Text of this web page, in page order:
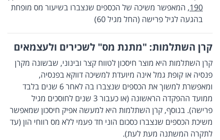
190, המאפשר משיכה של הכספים שנצברו בשיעור מס מופחת
בהגעה לגיל פרישה (החל מגיל 60)
קרן השתלמות: "מתנת מס" לשכירים ולעצמאים
קרן השתלמות היא מוצר חיסכון לטווח קצר ובינוני, שבשונה מקרן
פנסיה או קופת גמל אינה מיועדת למשיכה דווקא בפנסיה,
ומאפשרת למשוך את הכספים שנצברו בה לאחר 6 שנים בלבד
ממועד ההפקדה הראשונה (או כעבור 3 שנים לחוסכים מגיל
פרישה). בנוסף, קרן השתלמות היא למעשה אפיק חיסכון שמאפשר
משיכת הכספים שנצברו כסכום הוני חד פעמי ללא מס רווחי הון (עד
לתקרה המשתנה מעת לעת).